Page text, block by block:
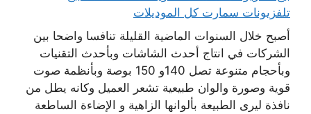
تلفزيونات سمارت كل الموديلات
أصبح خلال السنوات الماضية القليلة تنافسا واضحا بين
الشركات في انتاج أحدث الشاشات وبأحدث التقنيات
وبأحجام متنوعة تصل 140و 150 بوصة وبأنظمة صوت
قوية وصورة والوان طبيعية تشعر العميل وكانه يطل من
نافذة ليرى الطبيعة بألوانها الزاهية و الإضاءة الساطعة